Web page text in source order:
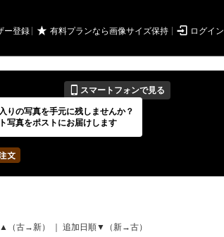
ー登録 ★ 有料プランなら画像サイズ保持  ログイン
📱 スマートフォンで見る
イベントの期間
---
（古→新） 追加日順▼（新→古）
りの写真を手元に残しませんか？
写真をポストにお届けします